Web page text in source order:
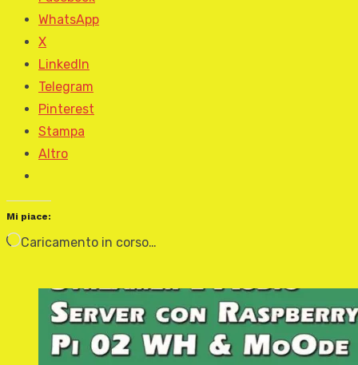
WhatsApp
X
LinkedIn
Telegram
Pinterest
Stampa
Altro
Mi piace:
Caricamento in corso…